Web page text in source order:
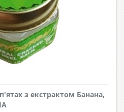
з екстрактом Банана,